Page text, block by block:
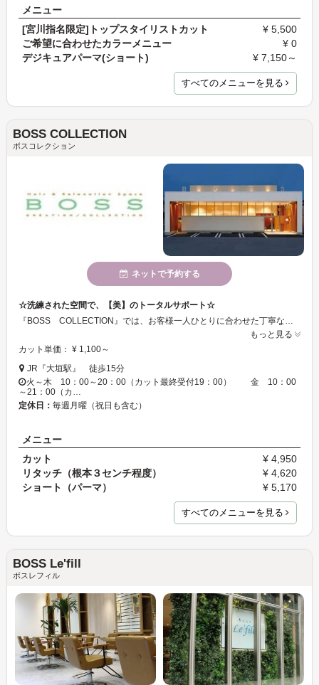
メニュー
[宮川指名限定]トップスタイリストカット
¥ 5,500
ご希望に合わせたカラーメニュー
¥ 0
デジキュアパーマ(ショート)
¥ 7,150～
すべてのメニューを見る
BOSS COLLECTION
ボスコレクション
ネットで予約する
☆洗練された空間で、【美】のトータルサポート☆
もっと見る
カット単価： ¥ 1,100～
JR『大垣駅』 徒歩15分
火～木 10：00～20：00（カット最終受付19：00） 金 10：00
～21：00（カ…
定休日： 毎週月曜（祝日も含む）
メニュー
カット
¥ 4,950
リタッチ（根本３センチ程度）
¥ 4,620
ショート（パーマ）
¥ 5,170
すべてのメニューを見る
BOSS Le'fill
ボスレフィル